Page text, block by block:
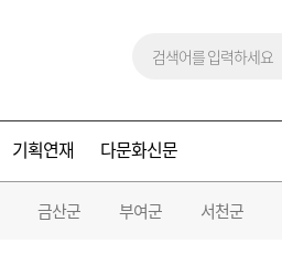
기획연재 다문화신문
금산군 부여군 서천군